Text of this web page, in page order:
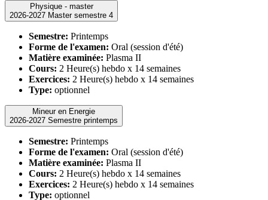
Physique - master
2026-2027 Master semestre 4
Semestre: Printemps
Forme de l'examen: Oral (session d'été)
Matière examinée: Plasma II
Cours: 2 Heure(s) hebdo x 14 semaines
Exercices: 2 Heure(s) hebdo x 14 semaines
Type: optionnel
Mineur en Energie
2026-2027 Semestre printemps
Semestre: Printemps
Forme de l'examen: Oral (session d'été)
Matière examinée: Plasma II
Cours: 2 Heure(s) hebdo x 14 semaines
Exercices: 2 Heure(s) hebdo x 14 semaines
Type: optionnel